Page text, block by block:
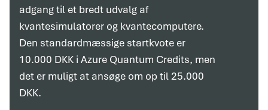
adgang til et bredt udvalg af
kvantesimulatorer og kvantecomputere.
Den standardmæssige startkvote er
10.000 DKK i Azure Quantum Credits, men
det er muligt at ansøge om op til 25.000
DKK.